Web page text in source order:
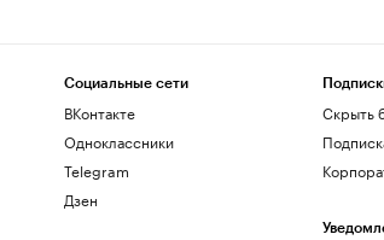
Социальные сети
ВКонтакте
Одноклассники
Telegram
Дзен
Скрыть